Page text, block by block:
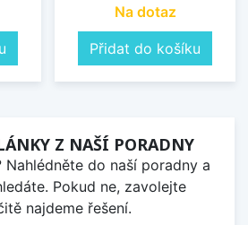
Na dotaz
Přidat do košíku
Z NAŠÍ PORADNY
do naší poradny a
Pokud ne, zavolejte
najdeme řešení.